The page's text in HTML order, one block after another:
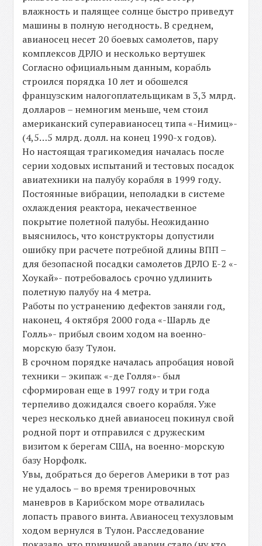
влажность и палящее солнце быстро приведут
машины в полную негодность. В среднем,
авианосец несет 20 боевых самолетов, пару
комплексов ДРЛО и несколько вертушек
Согласно официальным данным, корабль
строился порядка 10 лет и обошелся
французским налогоплательщикам в 3,3 млрд.
долларов – немногим меньше, чем стоил
американский суперавианосец типа «-Нимиц»-
(4,5…5 млрд. долл. на конец 1990-х годов).
Но настоящая трагикомедия началась после
серии ходовых испытаний и тестовых посадок
авиатехники на палубу корабля в 1999 году.
Постоянные вибрации, неполадки в системе
охлаждения реактора, некачественное
покрытие полетной палубы. Неожиданно
выяснилось, что конструкторы допустили
ошибку при расчете потребной длины ВПП –
для безопасной посадки самолетов ДРЛО Е-2 «-
Хоукай»- потребовалось срочно удлинить
полетную палубу на 4 метра.
Работы по устранению дефектов заняли год,
наконец, 4 октября 2000 года «-Шарль де
Голль»- прибыл своим ходом на военно-
морскую базу Тулон.
В срочном порядке началась апробация новой
техники – экипаж «-де Голля»- был
сформирован еще в 1997 году и три года
терпеливо дожидался своего корабля. Уже
через несколько дней авианосец покинул свой
родной порт и отправился с дружеским
визитом к берегам США, на военно-морскую
базу Норфолк.
Увы, добраться до берегов Америки в тот раз
не удалось – во время тренировочных
маневров в Карибском море отвалилась
лопасть правого винта. Авианосец техузловым
ходом вернулся в Тулон. Расследование